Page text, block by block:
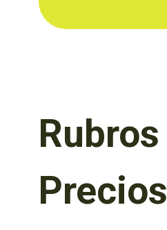
Rubros
Precios